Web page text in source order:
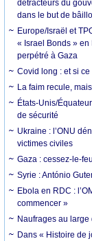
détracteurs du
dans le but de
Europe/Israël et
« Israel Bonds »
perpétré à Gaza
Covid long : et si
La faim recule,
États-Unis/
de sécurité
Ukraine : l’ONU
victimes civiles
Gaza : cessez-le-
Syrie : António
Ebola en RDC :
commencer »
Naufrages au
Dans « Histoire de